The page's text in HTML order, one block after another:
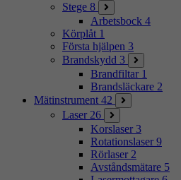
Stege 8
Arbetsbock 4
Körplåt 1
Första hjälpen 3
Brandskydd 3
Brandfiltar 1
Brandsläckare 2
Mätinstrument 42
Laser 26
Korslaser 3
Rotationslaser 9
Rörlaser 2
Avståndsmätare 5